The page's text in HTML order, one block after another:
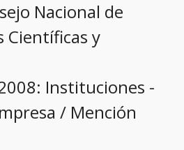
Nacional de
Científicas y
Instituciones -
/ Mención